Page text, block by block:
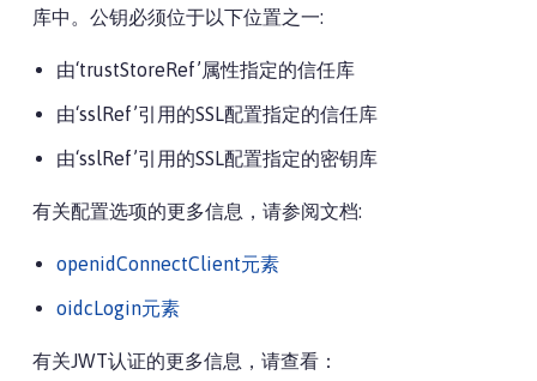
库中。公钥必须位于以下位置之一:
由‘trustStoreRef’属性指定的信任库
由‘sslRef’引用的SSL配置指定的信任库
由‘sslRef’引用的SSL配置指定的密钥库
有关配置选项的更多信息，请参阅文档:
openidConnectClient元素
oidcLogin元素
有关JWT认证的更多信息，请查看：